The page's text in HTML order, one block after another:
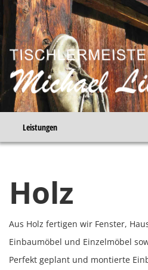
Holz
Aus Holz fertigen wir Fenster,
Einbaumöbel und Einzelmöbel
Perfekt geplant und montierte